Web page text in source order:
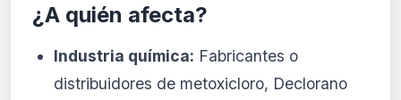
¿A quién afecta?
Industria química: Fabricantes o
distribuidores de metoxicloro, Declorano